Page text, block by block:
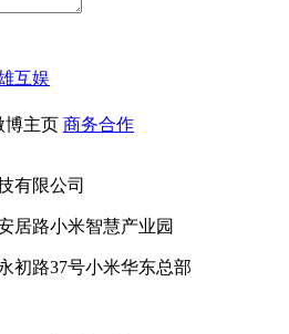
互娱
博主页 商务合作
有限公司
居路小米智慧产业园
初路37号小米华东总部